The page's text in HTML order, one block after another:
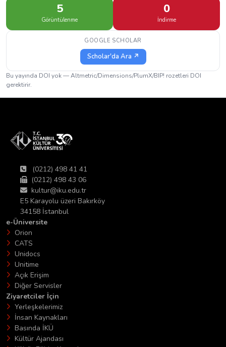
5
Görüntülenme
0
İndirme
GOOGLE SCHOLAR
Scholar'da Ara ↗
Bu yayında DOI yok — Altmetric/Dimensions/PlumX/BIP! rozetleri DOI
gerektirir.
(0212) 498 41 41
(0212) 498 43 06
kultur@iku.edu.tr
E5 Karayolu üzeri Bakırköy
34158 İstanbul
e-Üniversite
Orion
CATS
Unidocs
Unitime
Açık Erişim
Diğer Servisler
Ziyaretciler İçin
Yerleşkelerimiz
İnsan Kaynakları
Basında İKÜ
Kültür Ajandası